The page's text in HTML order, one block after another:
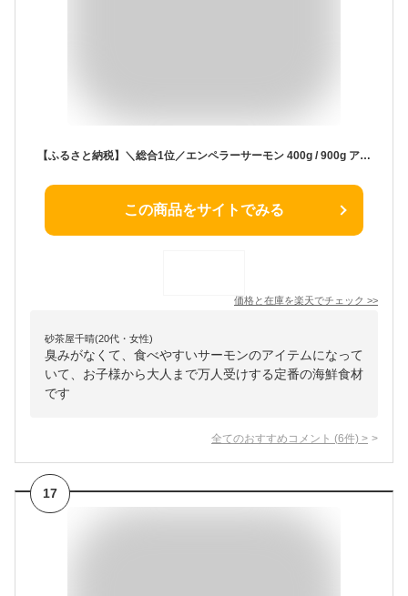
【ふるさと納税】＼総合1位／エンペラーサーモン 400g / 900g アトランティック 800g 小分け 訳あり ふるさと納税 サーモン 刺身 ふるさと納税 鮭 冷凍 さけ サケ 海鮮 魚 生食サーモン 人気 ランキング 多数入賞 北海道 白糠町
この商品をサイトでみる
価格と在庫を楽天でチェック >>
砂茶屋千晴(20代・女性)
臭みがなくて、食べやすいサーモンのアイテムになって
いて、お子様から大人まで万人受けする定番の海鮮食材
です
全てのおすすめコメント (6件) >
17